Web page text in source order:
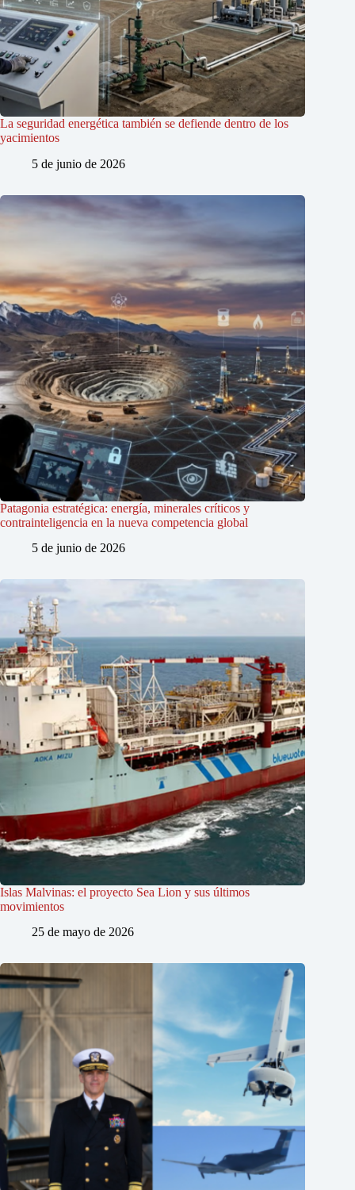
La seguridad energética también se defiende dentro de los
yacimientos
5 de junio de 2026
Patagonia estratégica: energía, minerales críticos y
contrainteligencia en la nueva competencia global
5 de junio de 2026
Islas Malvinas: el proyecto Sea Lion y sus últimos
movimientos
25 de mayo de 2026